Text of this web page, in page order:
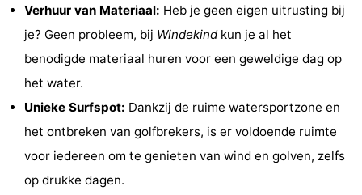
Monumenten
-
Boerderijen
Speeltuinen
Verhuur van Materiaal: Heb je geen eigen uitrusting bij
je? Geen probleem, bij Windekindkun je al het
benodigde materiaal huren voor een geweldige dag op
het water.
Unieke Surfspot: Dankzij de ruime watersportzone en
het ontbreken van golfbrekers, is er voldoende ruimte
voor iedereen om te genieten van wind en golven, zelfs
op drukke dagen.